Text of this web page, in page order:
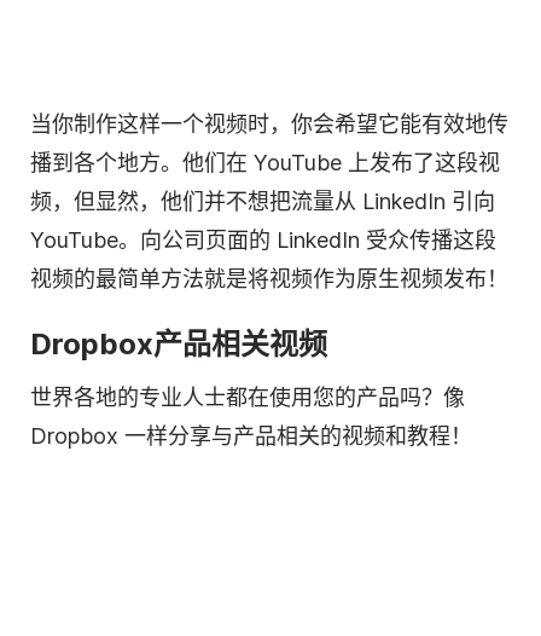
当你制作这样一个视频时，你会希望它能有效地传
播到各个地方。他们在 YouTube 上发布了这段视
频，但显然，他们并不想把流量从 LinkedIn 引向
YouTube。向公司页面的 LinkedIn 受众传播这段
视频的最简单方法就是将视频作为原生视频发布！
Dropbox产品相关视频
世界各地的专业人士都在使用您的产品吗？像
Dropbox 一样分享与产品相关的视频和教程！